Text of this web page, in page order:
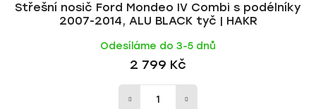
Střešní nosič Ford Mondeo IV Combi s podélníky
2007-2014, ALU BLACK tyč | HAKR
Odesíláme do 3-5 dnů
2 799 Kč